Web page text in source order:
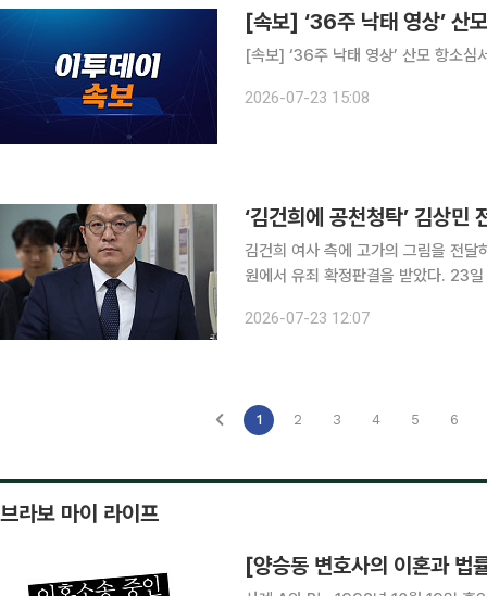
[속보] ‘36주 낙태 영상’ 산
[속보] ‘36주 낙태 영상’ 산모 항소심
2026-07-23 15:08
‘김건희에 공천청탁’ 김상민
김건희 여사 측에 고가의 그림을 전
원에서 유죄 확정판결을 받았다. 23일 대법원 3부(이흥구 주심 대법관)는 김 전 검사 측의 상고를
재직 중 1억4000만원에 이우환 작가
2026-07-23 12:07
1 2 3 4 5 6
브라보 마이 라이프
[양승동 변호사의 이혼과 법